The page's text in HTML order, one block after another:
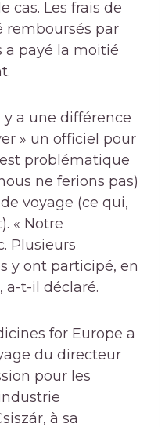
cas. Les frais de
remboursés par
a payé la moitié
y a une différence
» un officiel pour
problématique
ne ferions pas)
voyage (ce qui,
« Notre
Plusieurs
y ont participé, en
a-t-il déclaré.
for Europe a
du directeur
pour les
à sa